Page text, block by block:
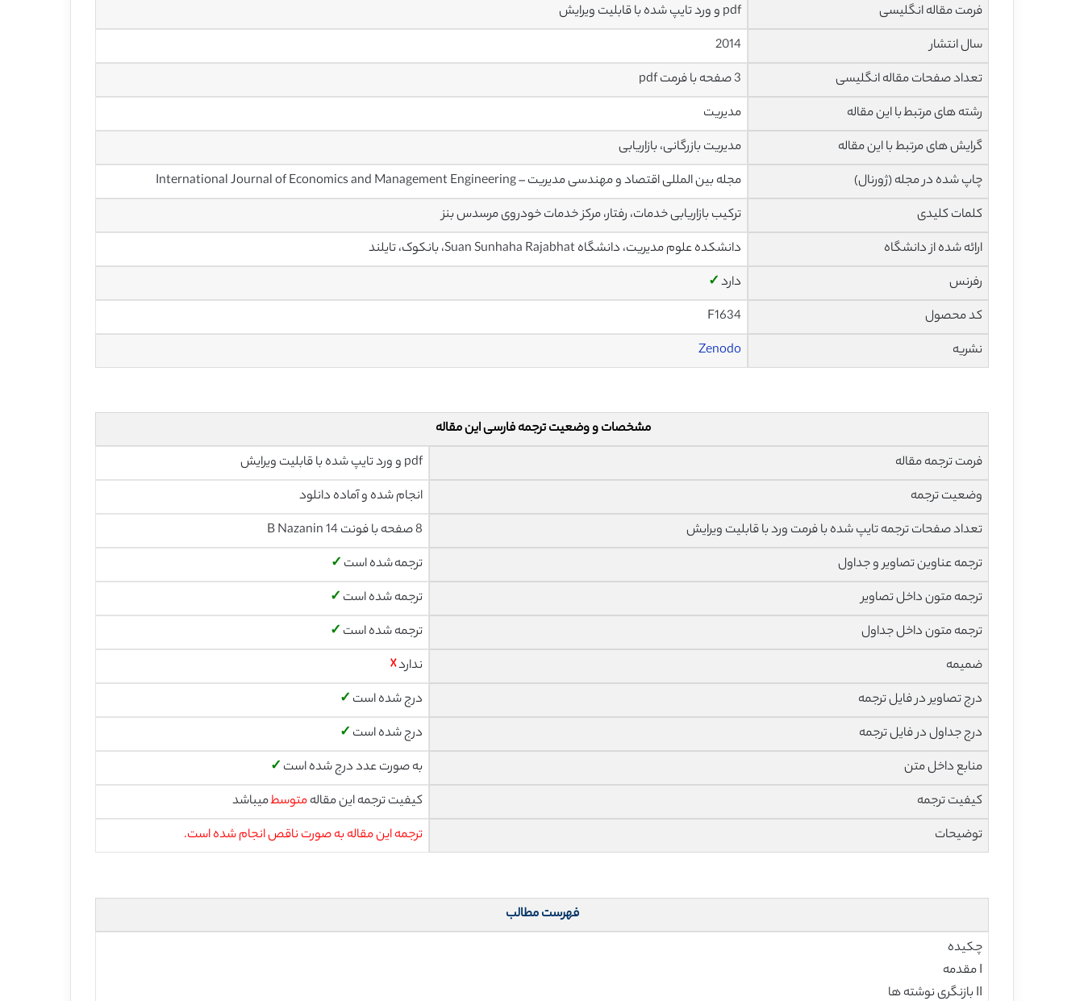
فرمت مقاله انگلیسی
pdf و ورد تایپ شده با قابلیت ویرایش
سال انتشار
2014
تعداد صفحات مقاله انگلیسی
3 صفحه با فرمت pdf
رشته های مرتبط با این مقاله
مدیریت
گرایش های مرتبط با این مقاله
مدیریت بازرگانی، بازاریابی
چاپ شده در مجله (ژورنال)
مجله بین المللی اقتصاد و مهندسی مدیریت – International Journal of Economics and Management Engineering
کلمات کلیدی
ترکیب بازاریابی خدمات، رفتار، مرکز خدمات خودروی مرسدس بنز
ارائه شده از دانشگاه
دانشکده علوم مدیریت، دانشگاه Suan Sunhaha Rajabhat، بانکوک، تایلند
رفرنس
دارد✓
کد محصول
F1634
نشریه
Zenodo
مشخصات و وضعیت ترجمه فارسی این مقاله
فرمت ترجمه مقاله
pdf و ورد تایپ شده با قابلیت ویرایش
وضعیت ترجمه
انجام شده و آماده دانلود
تعداد صفحات ترجمه تایپ شده با فرمت ورد با قابلیت ویرایش
8 صفحه با فونت 14 B Nazanin
ترجمه عناوین تصاویر و جداول
ترجمه شده است ✓
ترجمه متون داخل تصاویر
ترجمه شده است ✓
ترجمه متون داخل جداول
ترجمه شده است ✓
ضمیمه
ندارد☓
درج تصاویر در فایل ترجمه
درج شده است ✓
درج جداول در فایل ترجمه
درج شده است ✓
منابع داخل متن
به صورت عدد درج شده است ✓
کیفیت ترجمه
کیفیت ترجمه این مقالهمتوسطمیباشد
توضیحات
ترجمه این مقاله به صورت ناقص انجام شده است.
فهرست مطالب
چکیده
I مقدمه
II بازنگری نوشته ها